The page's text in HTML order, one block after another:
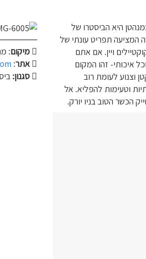
מיקום:
אתר:
סגנון:
היא הביסטרו של
המציעה תפריט עונתי של
ויין. אם אתם
איכותי- זהו המקום
וצנוע לעומת רוב
וטעימות להפליא. אל
הכשר הטוב בניו יורק.